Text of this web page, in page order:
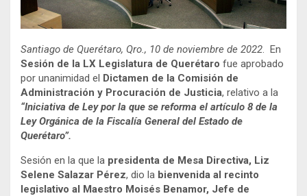
Santiago de Querétaro, Qro., 10 de noviembre de 2022 . En
Sesión de la LX Legislatura de Querétaro fue aprobado
por unanimidad el Dictamen de la Comisión de
Administración y Procuración de Justicia, relativo a la
“Iniciativa de Ley por la que se reforma el artículo 8 de la
Ley Orgánica de la Fiscalía General del Estado de
Querétaro”.
Sesión en la que la presidenta de Mesa Directiva, Liz
Selene Salazar Pérez, dio la bienvenida al recinto
legislativo al Maestro Moisés Benamor, Jefe de